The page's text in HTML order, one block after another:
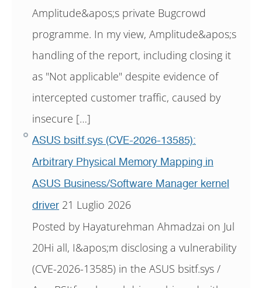
Amplitude&apos;s private Bugcrowd
programme. In my view, Amplitude&apos;s
handling of the report, including closing it
as "Not applicable" despite evidence of
intercepted customer traffic, caused by
insecure […]
ASUS bsitf.sys (CVE-2026-13585):
Arbitrary Physical Memory Mapping in
ASUS Business/Software Manager kernel
driver 21 Luglio 2026
Posted by Hayaturehman Ahmadzai on Jul
20Hi all, I&apos;m disclosing a vulnerability
(CVE-2026-13585) in the ASUS bsitf.sys /